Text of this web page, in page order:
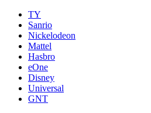
TY
Sanrio
Nickelodeon
Mattel
Hasbro
eOne
Disney
Universal
GNT